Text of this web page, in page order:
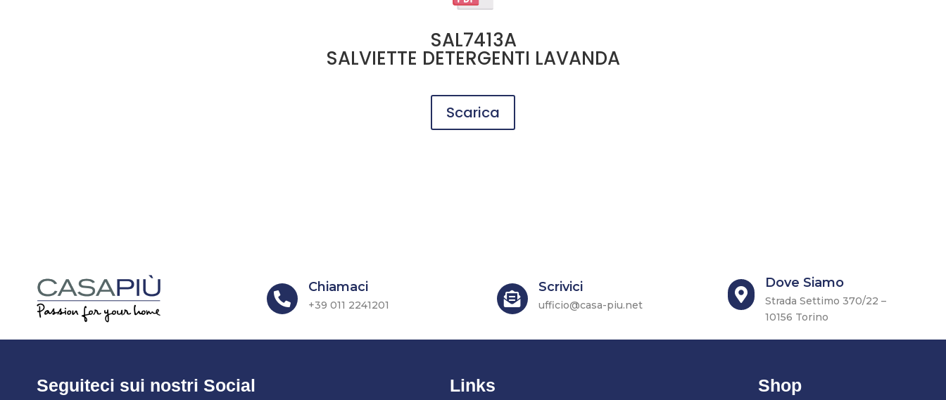
SAL7413A
SALVIETTE DETERGENTI LAVANDA
Scarica

Chiamaci
+39 011 2241201 
Scrivici
ufficio@casa-piu.net

Dove Siamo
Strada Settimo 370/22 –
10156 Torino
Seguiteci sui nostri Social Links Shop